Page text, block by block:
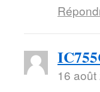
16